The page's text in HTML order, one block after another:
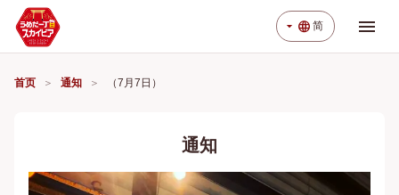
arrow_drop_down language 简 menu
首页 通知 （7月7日）
通知